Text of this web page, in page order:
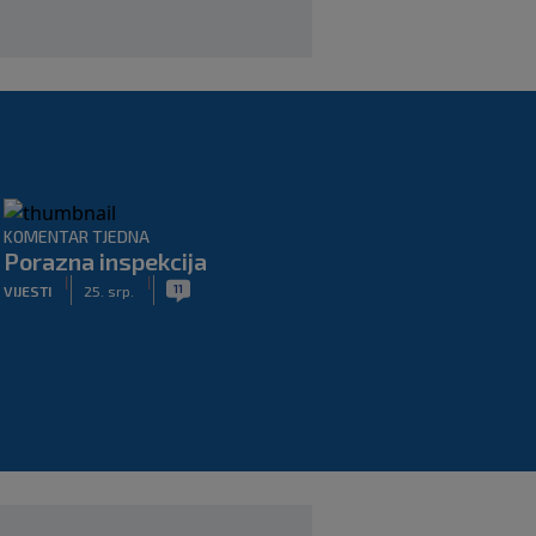
KOMENTAR TJEDNA
Porazna inspekcija
VIJESTI
|
25. srp.
| 11